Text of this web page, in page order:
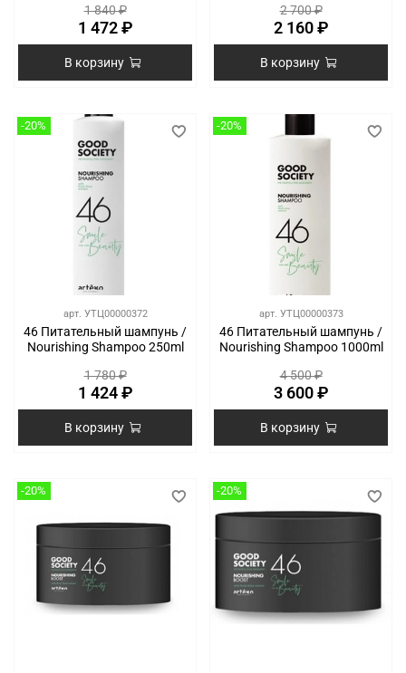
1 840 ₽
1 472 ₽
В корзину
2 700 ₽
2 160 ₽
В корзину
-20%
арт. УТЦ00000372
46 Питательный шампунь /
Nourishing Shampoo 250ml
1 780 ₽
1 424 ₽
В корзину
-20%
арт. УТЦ00000373
46 Питательный шампунь /
Nourishing Shampoo 1000ml
4 500 ₽
3 600 ₽
В корзину
-20% -20%